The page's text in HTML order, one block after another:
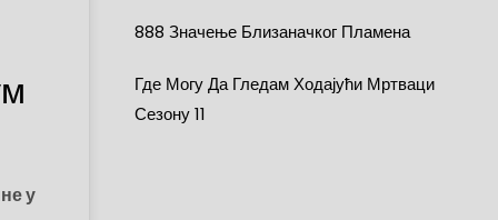
у
888 Значење Близаначког Пламена
Где Могу Да Гледам Ходајући Мртваци
Сезону 11